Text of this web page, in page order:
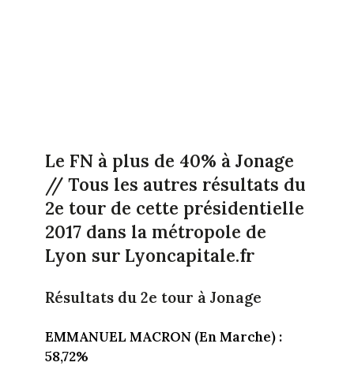
Le FN à plus de 40% à Jonage
// Tous les autres résultats du
2e tour de cette présidentielle
2017 dans la métropole de
Lyon sur Lyoncapitale.fr
Résultats du 2e tour à Jonage
EMMANUEL MACRON (En Marche) :
58,72%